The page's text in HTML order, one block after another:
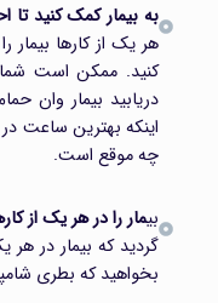
به بیمار کمک کنید تا
هر یک از کارها بیمار
کنید. ممکن است شما
دریابید بیمار وان
اینکه بهترین ساعت
چه موقع است.
بیمار را در هر یک از
گردید که بیمار در هر
بخواهید که بطری